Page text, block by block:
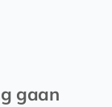
gaan